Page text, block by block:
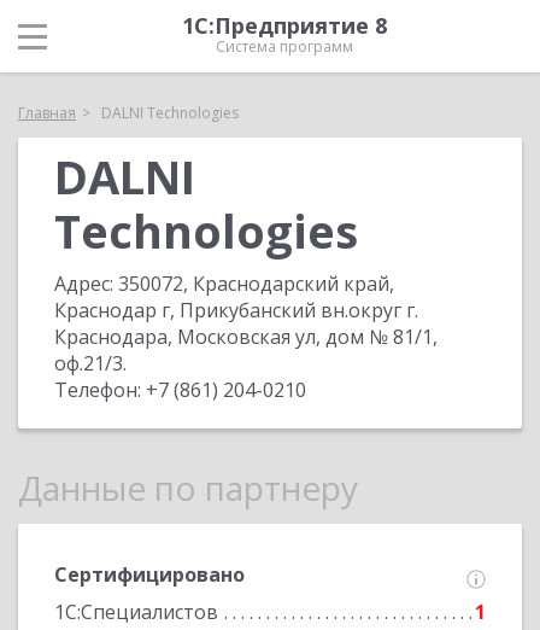
1С:Предприятие 8
Система программ
Главная DALNI Technologies
DALNI
Technologies
Адрес: 350072, Краснодарский край,
Краснодар г, Прикубанский вн.округ г.
Краснодара, Московская ул, дом № 81/1,
оф.21/3.
Телефон: +7 (861) 204-0210
Данные по партнеру
Сертифицировано
1С:Специалистов
1